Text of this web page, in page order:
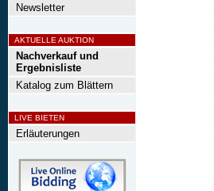
Newsletter
AKTUELLE AUKTION
Nachverkauf und
Ergebnisliste
Katalog zum Blättern
LIVE BIETEN
Erläuterungen